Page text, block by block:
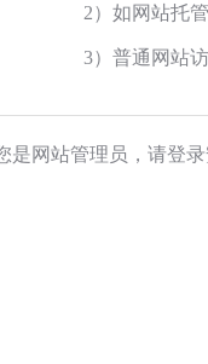
2）如网站托
3）普通网站
是网站管理员，请登